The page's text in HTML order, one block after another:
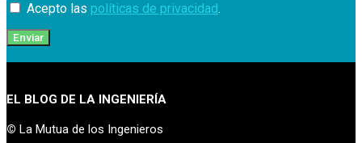
Acepto las políticas de privacidad.
Enviar
EL BLOG DE LA INGENIERÍA
© La Mutua de los Ingenieros